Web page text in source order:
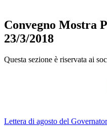
Convegno Mostra
23/3/2018
Questa sezione è riservata ai
Lettera di agosto del